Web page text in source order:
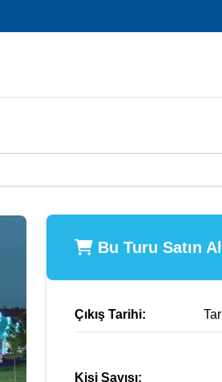
Bu Turu Satın Al
Çıkış Tarihi:
Kişi Sayısı: